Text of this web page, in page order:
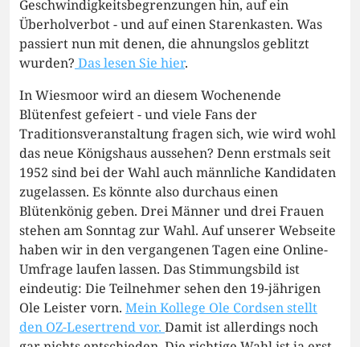
Geschwindigkeitsbegrenzungen hin, auf ein
Überholverbot - und auf einen Starenkasten. Was
passiert nun mit denen, die ahnungslos geblitzt
wurden? Das lesen Sie hier.
In Wiesmoor wird an diesem Wochenende
Blütenfest gefeiert - und viele Fans der
Traditionsveranstaltung fragen sich, wie wird wohl
das neue Königshaus aussehen? Denn erstmals seit
1952 sind bei der Wahl auch männliche Kandidaten
zugelassen. Es könnte also durchaus einen
Blütenkönig geben. Drei Männer und drei Frauen
stehen am Sonntag zur Wahl. Auf unserer Webseite
haben wir in den vergangenen Tagen eine Online-
Umfrage laufen lassen. Das Stimmungsbild ist
eindeutig: Die Teilnehmer sehen den 19-jährigen
Ole Leister vorn. Mein Kollege Ole Cordsen stellt
den OZ-Lesertrend vor. Damit ist allerdings noch